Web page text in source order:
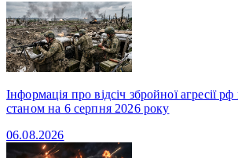
Інформація про відсіч збройної агресії
станом на 6 серпня 2026 року
06.08.2026